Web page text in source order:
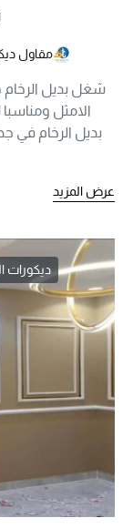
مقاول
شغل بديل الرخام
الامثل
بديل الرخام في
عرض المزيد
ديكورات